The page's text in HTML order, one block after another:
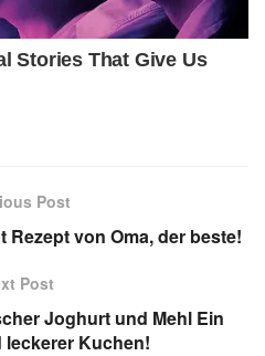
Post
Rezept von Oma, der beste!
Post
Joghurt und Mehl Ein
Kuchen!